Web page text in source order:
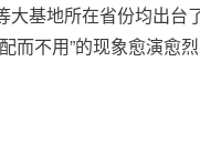
基地所在省份均出
而不用”的现象愈演愈